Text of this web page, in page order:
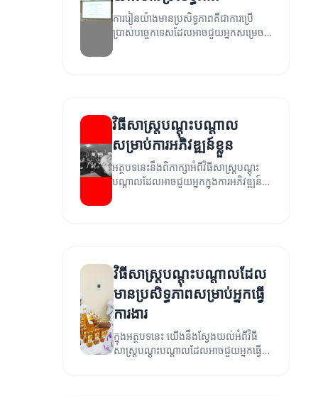
ការរៀនយ៉ាងមានប្រសិទ្ធភាពគឺជាការប្រើ
ប្រាស់បច្ចេកទេសដែលអាចជួយអ្នកសម្រេច
បាននូវគោលបំណងនៃការបណ្តុះបណ្តាល។
វិធីសាស្ត្របណ្តុះបណ្តាល
សម្រាប់ការអភិវឌ្ឍន៍ខ្លួន
អត្ថបទនេះនឹងពិភាក្សាអំពីវិធីសាស្ត្របណ្តុះ
បណ្តាលដែលអាចជួយអ្នកក្នុងការអភិវឌ្ឍន៍
វិធីសាស្ត្របណ្តុះបណ្តាលដែល
មានប្រសិទ្ធភាពសម្រាប់អ្នកធ្វើ
ការងារ
ក្នុងអត្ថបទនេះ យើងនឹងស្វែងយល់អំពីវិធី
សាស្ត្របណ្តុះបណ្តាលដែលអាចជួយអ្នកធ្វើ